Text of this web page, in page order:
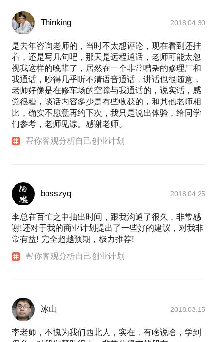
Thinking 2018.04.30
是去年咨询老师的，当时不太想评论，现在看到还挂
着，还是写几句吧，那天是远程通话，老师可能太忽
视我这样的晚辈了，居然在一个非常嘈杂的修理厂和
我通话，吵得几乎听不清语音通话，讲话也很随意，
老师好像是在修车场的空隙与我通话的，说实话，感
觉很糟，谈话内容多少是有些收获的，和其他老师相
比，确实不愿意再约下次，我只是说出体验，给同学
们参考，老师见谅。感谢老师。
帮你客观分析自己创业计划
bosszyq 2018.04.25
李总在百忙之中抽出时间，跟我沟通了很久，非常感
谢!还对于我的商业计划提出了一些好的建议，对我非
常有益! 完全超越预期，极力推荐!
帮你客观分析自己创业计划
冰山 2018.03.15
李老师，不愧为我们西北人，实在，有啥说啥，学到